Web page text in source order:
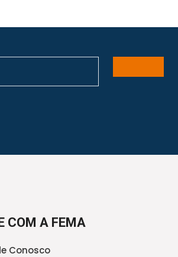
COM A FEMA
Conosco